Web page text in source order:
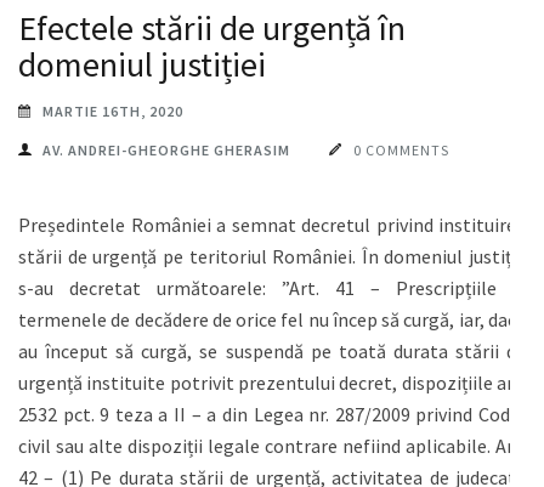
Efectele stării de urgență în
domeniul justiției
MARTIE 16TH, 2020
AV. ANDREI-GHEORGHE GHERASIM 0 COMMENTS
Președintele României a semnat decretul privind instituirea
stării de urgență pe teritoriul României. În domeniul justiție
s-au decretat următoarele: ”Art. 41 – Prescripțiile și
termenele de decădere de orice fel nu încep să curgă, iar, dacă
au început să curgă, se suspendă pe toată durata stării de
urgență instituite potrivit prezentului decret, dispozițiile art.
2532 pct. 9 teza a II – a din Legea nr. 287/2009 privind Codul
civil sau alte dispoziții legale contrare nefiind aplicabile. Art.
42 – (1) Pe durata stării de urgență, activitatea de judecată